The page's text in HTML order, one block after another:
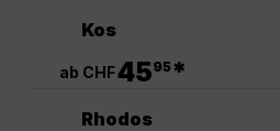
Kos
ab CHF4595*
Rhodos